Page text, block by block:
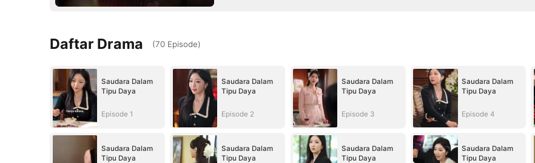
Daftar Drama (70 Episode)
Saudara Dalam
Tipu Daya
Episode 1
Saudara Dalam
Tipu Daya
Episode 2
Saudara Dalam
Tipu Daya
Episode 3
Saudara Dalam
Tipu Daya
Episode 4
Saudara Dalam
Tipu Daya
Saudara Dalam
Tipu Daya
Saudara Dalam
Tipu Daya
Saudara Dalam
Tipu Daya